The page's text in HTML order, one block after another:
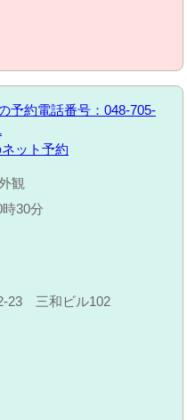
23 三和ビル102